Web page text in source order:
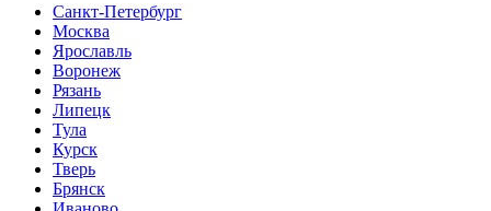
Санкт-Петербург
Москва
Ярославль
Воронеж
Рязань
Липецк
Тула
Курск
Тверь
Брянск